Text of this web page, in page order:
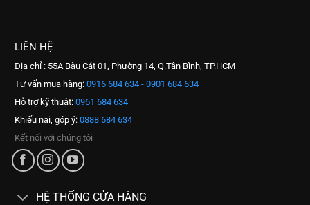
LIÊN HỆ
Địa chỉ : 55A Bàu Cát 01, Phường 14, Q.Tân Bình, TP.HCM
Tư vấn mua hàng: 0916 684 634 - 0901 684 634
Hỗ trợ kỹ thuật: 0961 684 634
Khiếu nại, góp ý: 0888 684 634
Kết nối với chúng tôi
HỆ THỐNG CỬA HÀNG